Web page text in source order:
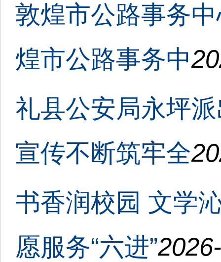
敦煌市公路事务
煌市公路事务中
礼县公安局永坪
宣传不断筑牢全
书香润校园 文学
愿服务“六进”